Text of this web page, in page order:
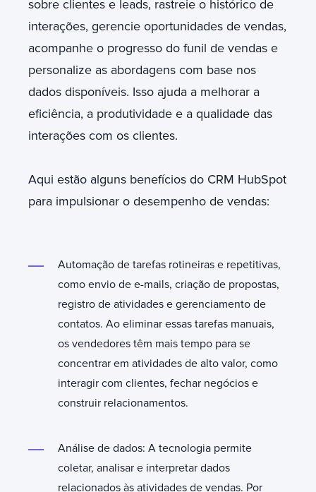
sobre clientes e leads, rastreie o histórico de
interações, gerencie oportunidades de vendas,
acompanhe o progresso do funil de vendas e
personalize as abordagens com base nos
dados disponíveis. Isso ajuda a melhorar a
eficiência, a produtividade e a qualidade das
interações com os clientes.
Aqui estão alguns benefícios do CRM HubSpot
para impulsionar o desempenho de vendas:
Automação de tarefas rotineiras e repetitivas,
como envio de e-mails, criação de propostas,
registro de atividades e gerenciamento de
contatos. Ao eliminar essas tarefas manuais,
os vendedores têm mais tempo para se
concentrar em atividades de alto valor, como
interagir com clientes, fechar negócios e
construir relacionamentos.
Análise de dados: A tecnologia permite
coletar, analisar e interpretar dados
relacionados às atividades de vendas. Por